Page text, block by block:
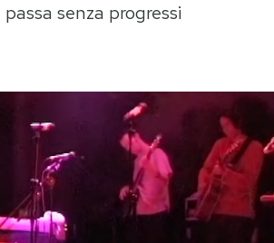
Consumismi
Europa
Altrecose
Mondiali calcio 2026
senza progressi